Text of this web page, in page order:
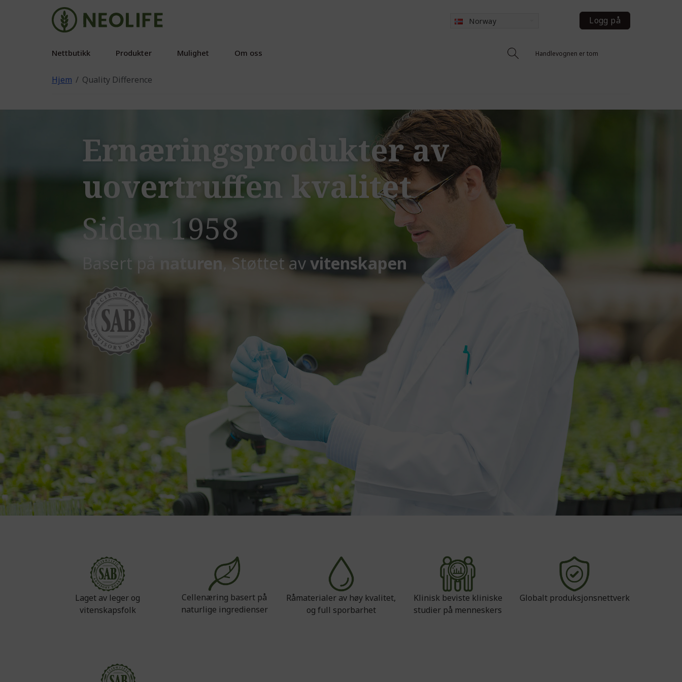
Norway Logg på
Handlevognen er tom
Nettbutikk Produkter Mulighet Om oss
Hjem Quality Difference
Ernæringsprodukter av
uovertruffen kvalitet
Siden 1958
Basert på naturen, Støttet avvitenskapen
Laget av leger og
vitenskapsfolk
Cellenæring basert på
naturlige ingredienser
Råmaterialer av høy kvalitet,
og full sporbarhet
Klinisk beviste kliniske
studier på menneskers
Globalt produksjonsnettverk